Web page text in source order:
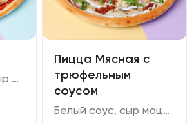
Томатный соус, сыр моцарелла, курица копченая, бекон, лук маринованный, помидор, халапеньо, соус барбекю, руккола
Пицца Мясная с
трюфельным
соусом
Белый соус, сыр моцарелла, бекон, свиной окорок, шампиньоны, томаты вяленые, соус сливочно-трюфельный, руккола